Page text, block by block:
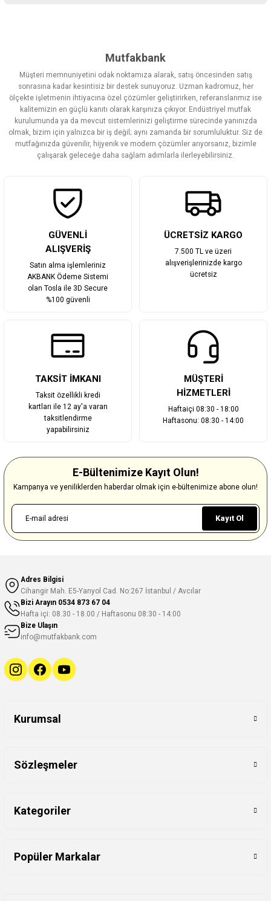
Görüş ve önerileriniz için teşekkür ederiz.
Ürün resmi kalitesiz, bozuk veya görüntülenemiyor.
Ürün açıklamasında eksik bilgiler bulunuyor.
Ürün bilgilerinde hatalar bulunuyor.
Ürün fiyatı diğer sitelerden daha pahalı.
Bu ürüne benzer farklı alternatifler olmalı.
Mutfakbank
Müşteri memnuniyetini odak noktamıza alarak, satış öncesinden satış
sonrasına kadar kesintisiz bir destek sunuyoruz. Uzman kadromuz, her
ölçekte işletmenin ihtiyacına özel çözümler geliştirirken, referanslarımız ise
kalitemizin en güçlü kanıtı olarak karşınıza çıkıyor. Endüstriyel mutfak
kurulumunda ya da mevcut sistemlerinizi geliştirme sürecinde yanınızda
olmak, bizim için yalnızca bir iş değil; aynı zamanda bir sorumluluktur. Siz de
mutfağınızda güvenilir, hijyenik ve modern çözümler arıyorsanız, bizimle
çalışarak geleceğe daha sağlam adımlarla ilerleyebilirsiniz.
GÜVENLİ
ALIŞVERİŞ
Satın alma işlemleriniz
AKBANK Ödeme Sistemi
olan Tosla ile 3D Secure
%100 güvenli
ÜCRETSİZ KARGO
7.500 TL ve üzeri
alışverişlerinizde kargo
ücretsiz
TAKSİT İMKANI
Taksit özellikli kredi
kartları ile 12 ay'a varan
taksitlendirme
yapabilirsiniz
MÜŞTERİ
HİZMETLERİ
Haftaiçi 08:30 - 18:00
Haftasonu: 08:30 - 14:00
E-Bültenimize Kayıt Olun!
Kampanya ve yeniliklerden haberdar olmak için e-bültenimize abone olun!
Kayıt Ol
Adres Bilgisi
Cihangir Mah. E5-Yanyol Cad. No:267 İstanbul / Avcılar
Bizi Arayın 0534 873 67 04
Hafta içi: 08.30 - 18.00 / Haftasonu 08:30 - 14:00
Bize Ulaşın
info@mutfakbank.com
Kurumsal
Sözleşmeler
Kategoriler
Popüler Markalar